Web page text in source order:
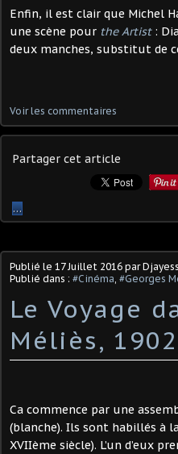
Enfin, il est clair que Michel
une scène pour the Artist:
deux manches, substitut de
Voir les commentaires
Partager cet article
…
Publié le 17 Juillet 2016 par
Publié dans : #Cinéma #Georges
Le Voyage
Méliès,
Ca commence par une
(blanche). Ils sont habillés à
XVIIème siècle). L’un d’eux